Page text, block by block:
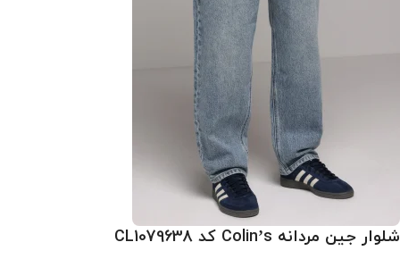
شلوار جین مردانه Colin’s کد CL1079638